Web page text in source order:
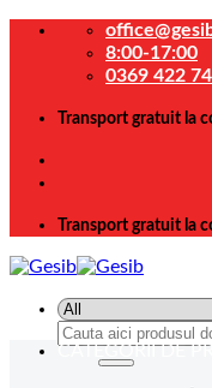
Skip
8:00-17:00
0369 422
Transport gratuit la
Transport gratuit la
Caută
CATEGORII DE